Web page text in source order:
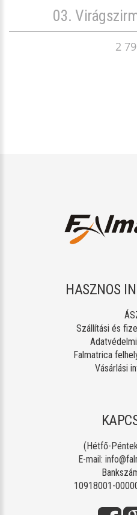
03.
2
HASZNOS
Szállítási és
Falmatrica
Vásárlási
(Hétfő-
E-mail:
10918001-